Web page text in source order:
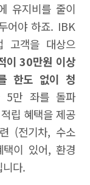
유지비를 줄이
어야 하죠. IBK
고객을 대상으
이 30만원 이상
한도 없이 청
5만 좌를 돌파
립 혜택을 제공
(전기차, 수소
이 있어, 환경
다.